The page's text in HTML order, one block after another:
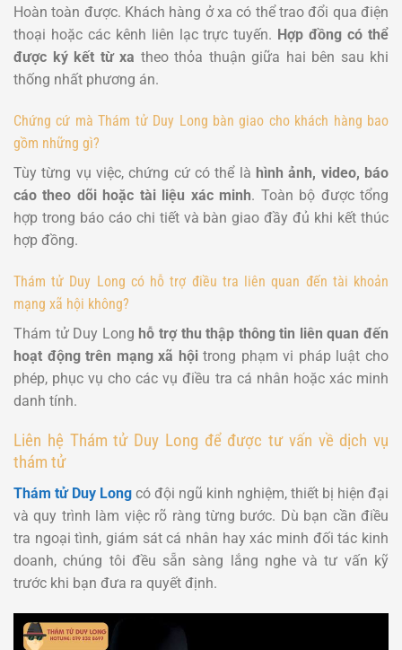
Hoàn toàn được. Khách hàng ở xa có thể trao đổi qua điện
thoại hoặc các kênh liên lạc trực tuyến. Hợp đồng có thể
được ký kết từ xa theo thỏa thuận giữa hai bên sau khi
thống nhất phương án.
Chứng cứ mà Thám tử Duy Long bàn giao cho khách hàng bao
gồm những gì?
Tùy từng vụ việc, chứng cứ có thể là hình ảnh, video, báo
cáo theo dõi hoặc tài liệu xác minh. Toàn bộ được tổng
hợp trong báo cáo chi tiết và bàn giao đầy đủ khi kết thúc
hợp đồng.
Thám tử Duy Long có hỗ trợ điều tra liên quan đến tài khoản
mạng xã hội không?
Thám tử Duy Long hỗ trợ thu thập thông tin liên quan đến
hoạt động trên mạng xã hộitrong phạm vi pháp luật cho
phép, phục vụ cho các vụ điều tra cá nhân hoặc xác minh
danh tính.
Liên hệ Thám tử Duy Long để được tư vấn về dịch vụ
thám tử
Thám tử Duy Long có đội ngũ kinh nghiệm, thiết bị hiện đại
và quy trình làm việc rõ ràng từng bước. Dù bạn cần điều
tra ngoại tình, giám sát cá nhân hay xác minh đối tác kinh
doanh, chúng tôi đều sẵn sàng lắng nghe và tư vấn kỹ
trước khi bạn đưa ra quyết định.